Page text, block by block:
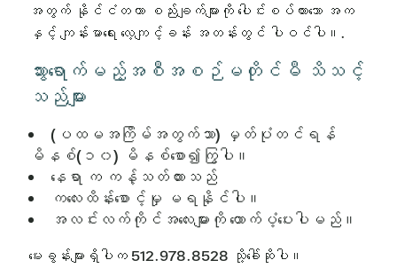
အတွက် နိုင်ငံတကာ စည်းချက်များကို ပေါင်းစပ်ထားသော အက
နှင့် ကျန်းမာရေး လေ့ကျင့်ခန်း အတန်းတွင် ပါဝင်ပါ။.
သွားရောက်မည့်အစီအစဉ်မတိုင်မီ သိသင့်
သည်များ
(ပထမအကြိမ်အတွက်သာ) မှတ်ပုံတင်ရန်
မိနစ်(၁၀) မိနစ်စော၍ကြွပါ။
နေရာ က ကန့်သတ်ထားသည်
ကလေးထိန်းစောင့်မှု မရနိုင်ပါ။
အလင်းလက်ကိုင်အလေးများကို ထောက်ပံ့ပေးပါမည်။
မေးခွန်းများရှိပါက 512.978.8528 သို့ခေါ်ဆိုပါ။